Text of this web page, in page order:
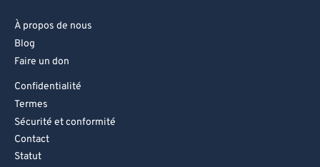
À propos de nous
Blog
Faire un don
Confidentialité
Termes
Sécurité et conformité
Contact
Statut